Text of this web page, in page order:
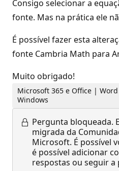
Consigo selecionar a
fonte. Mas na prática ele
É possível fazer esta
fonte Cambria Math para
Muito obrigado!
Microsoft 365 e Office |
Windows
Pergunta bloqueada.
migrada da
Microsoft. É possível
é possível adicionar
respostas ou seguir a